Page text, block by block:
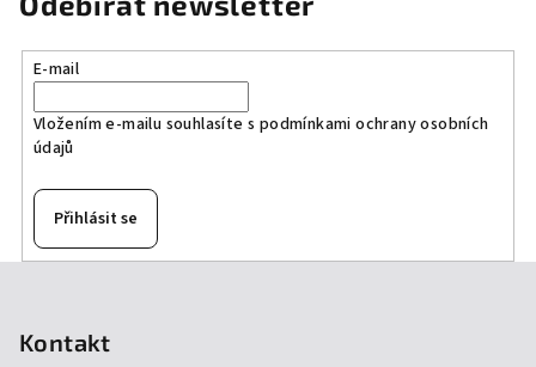
E-mail
Vložením e-mailu souhlasíte s podmínkami ochrany osobních
údajů
Přihlásit se
Kontakt